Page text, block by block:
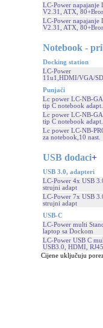
LC-Power napajanje
V2.31, ATX,
LC-Power napajanje
V2.31, ATX,
Notebook -
Docking station
LC-Power
11u1,HDMI/VGA/
Punjači
Lc power LC-NB-
tip C notebook adapt.
Lc power LC-NB-
tip C notebook adapt.
Lc power LC-NB-
za notebook,10 nast.
USB dodaci+
USB 3.0, adapteri
LC-Power 4x USB
strujni adapt
LC-Power 7x USB
strujni adapt
USB-C
LC-Power multi
laptop sa Dockom
LC-Power USB C
USB3.0, HDMI,
Cijene uključuju